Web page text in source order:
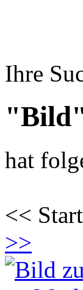
Ihre
hat
<<
>>